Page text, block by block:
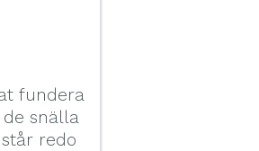
fundera
snälla
redo